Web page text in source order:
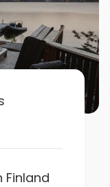
Finland